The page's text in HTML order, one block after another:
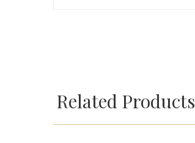
Related Products